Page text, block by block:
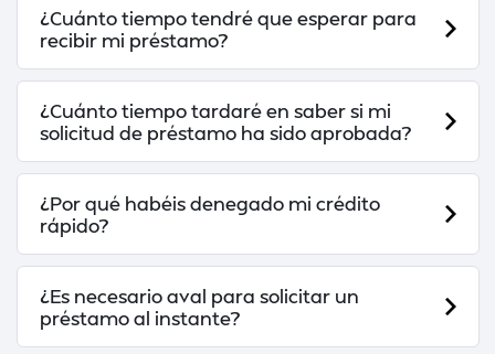
¿Cuánto tiempo tendré que esperar para
recibir mi préstamo?
¿Cuánto tiempo tardaré en saber si mi
solicitud de préstamo ha sido aprobada?
¿Por qué habéis denegado mi crédito
rápido?
¿Es necesario aval para solicitar un
préstamo al instante?